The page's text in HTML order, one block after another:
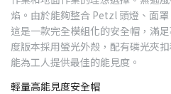
焰。由於能夠整合 Petzl 頭燈、面
這是一款完全模組化的安全帽，滿
度版本採用螢光外殼，配有磷光夾
能為工人提供最佳的能見度。
輕量高能見度安全帽